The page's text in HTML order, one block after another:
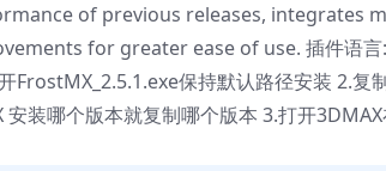
of previous releases, integrates
for greater ease of use. 插件语言:
FrostMX_2.5.1.exe保持默认路径安装 2.
装哪个版本就复制哪个版本 3.打开